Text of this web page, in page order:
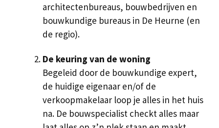
architectenbureaus, bouwbedrijven en
bouwkundige bureaus in De Heurne (en
de regio).
De keuring van de woning
Begeleid door de bouwkundige expert,
de huidige eigenaar en/of de
verkoopmakelaar loop je alles in het huis
na. De bouwspecialist checkt alles maar